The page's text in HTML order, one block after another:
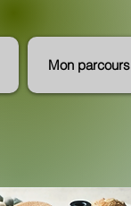
Mon parcours